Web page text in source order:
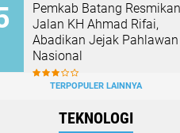
Pemkab Batang Resmikan
Jalan KH Ahmad Rifai,
Abadikan Jejak Pahlawan
Nasional
TERPOPULER LAINNYA
TEKNOLOGI